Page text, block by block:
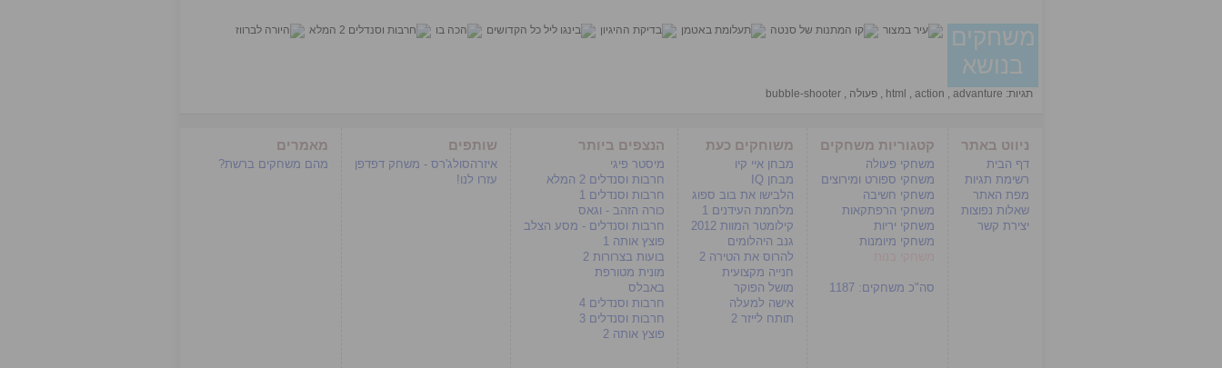
משחקים
בנושא
תגיות: html , action , advanture
, פעולה ,
bubble-shooter
ניווט באתר
דף הבית
רשימת תגיות
מפת האתר
שאלות נפוצות
יצירת קשר
קטגוריות משחקים
משחקי פעולה
משחקי ספורט ומירוצים
משחקי חשיבה
משחקי הרפתקאות
משחקי יריות
משחקי מיומנות
סה"כ משחקים: 1187
משוחקים כעת
מבחן איי קיו
מבחן IQ
הלבישו את בוב ספוג
מלחמת העידנים 1
קילומטר המוות 2012
גנב היהלומים
להרוס את הטירה 2
חנייה מקצועית
מושל הפוקר
אישה למעלה
תותח לייזר 2
הנצפים ביותר
מיסטר פיגי
חרבות וסנדלים 2 המלא
חרבות וסנדלים 1
כורה הזהב - וגאס
חרבות וסנדלים - מסע הצלב
פוצץ אותה 1
בועות בצרורות 2
מונית מטורפת
באבלס
חרבות וסנדלים 4
חרבות וסנדלים 3
פוצץ אותה 2
שותפים
איזרהסולג'רס - משחק דפדפן
עזרו לנו!
מאמרים
מהם משחקים ברשת?